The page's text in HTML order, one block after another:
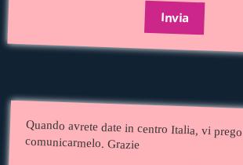
Quando avrete date in centro Italia, vi
comunicarmelo. Grazie